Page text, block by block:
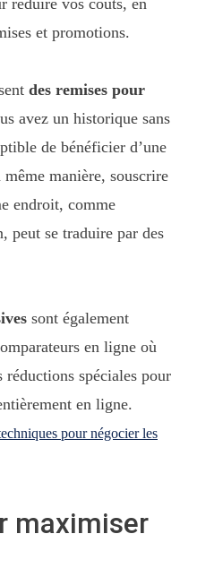
réduire vos coûts, en
et promotions.
des remises pour
avez un historique sans
de bénéficier d’une
manière, souscrire
endroit, comme
peut se traduire par des
sont également
en ligne où
réductions spéciales pour
en ligne.
pour négocier les
maximiser